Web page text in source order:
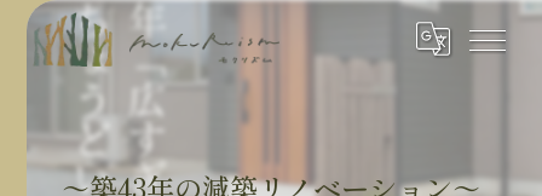
～築43年の減築リノベーション～